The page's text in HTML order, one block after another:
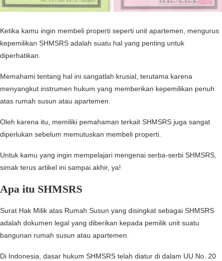
Ketika kamu ingin membeli properti seperti unit apartemen, mengurus
kepemilikan SHMSRS adalah suatu hal yang penting untuk
diperhatikan.
Memahami tentang hal ini sangatlah krusial, terutama karena
menyangkut instrumen hukum yang memberikan kepemilikan penuh
atas rumah susun atau apartemen.
Oleh karena itu, memiliki pemahaman terkait SHMSRS juga sangat
diperlukan sebelum memutuskan membeli properti.
Untuk kamu yang ingin mempelajari mengenai serba-serbi SHMSRS,
simak terus artikel ini sampai akhir, ya!
Apa itu SHMSRS
Surat Hak Milik atas Rumah Susun yang disingkat sebagai SHMSRS
adalah dokumen legal yang diberikan kepada pemilik unit suatu
bangunan rumah susun atau apartemen.
Di Indonesia, dasar hukum SHMSRS telah diatur di dalam UU No. 20